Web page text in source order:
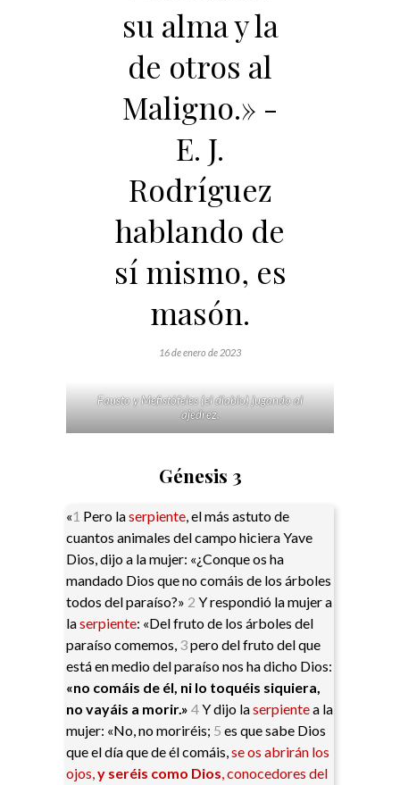
su alma y la
de otros al
Maligno.» -
E. J.
Rodríguez
hablando de
sí mismo, es
masón.
16 de enero de 2023
Fausto y Mefistófeles (el diablo) jugando al
ajedrez.
Génesis 3
«1 Pero laserpiente, el más astuto de
cuantos animales del campo hiciera Yave
Dios, dijo a la mujer: «¿Conque os ha
mandado Dios que no comáis de los árboles
todos del paraíso?» 2 Y respondió la mujer a
laserpiente: «Del fruto de los árboles del
paraíso comemos, 3pero del fruto del que
está en medio del paraíso nos ha dicho Dios:
«no comáis de él, ni lo toquéis siquiera,
no vayáis a morir.» 4Y dijo laserpientea la
mujer: «No, no moriréis; 5 es que sabe Dios
que el día que de él comáis,se os abrirán los
ojos,y seréis como Dios, conocedores del